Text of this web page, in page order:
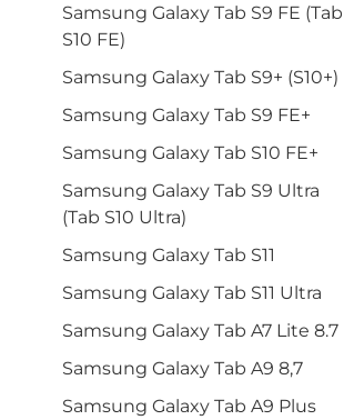
Samsung Galaxy Tab S9 FE (Tab
S10 FE)
Samsung Galaxy Tab S9+ (S10+)
Samsung Galaxy Tab S9 FE+
Samsung Galaxy Tab S10 FE+
Samsung Galaxy Tab S9 Ultra
(Tab S10 Ultra)
Samsung Galaxy Tab S11
Samsung Galaxy Tab S11 Ultra
Samsung Galaxy Tab A7 Lite 8.7
Samsung Galaxy Tab A9 8,7
Samsung Galaxy Tab A9 Plus